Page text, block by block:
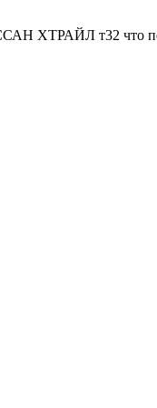
ХТРАЙЛ т32 что